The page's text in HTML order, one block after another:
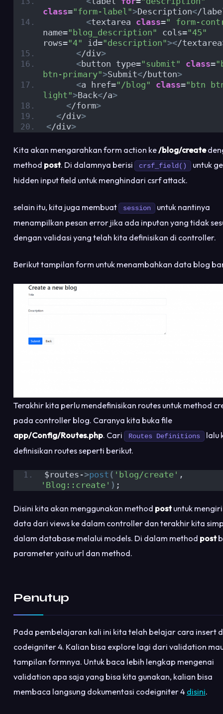
class="form-label">Description</
<textarea class=" form-
name="blog_description" cols="45"
rows="4" id="description"></textarea
</div>
<button type="submit" class=
btn-primary">Submit</button>
<a href="/blog" class="btn
light">Back</a>
</form>
</div>
</div>
Kita akan mengarahkan form action ke/blog/create
method post. Di dalamnya berisi crsf_field()
untuk
hidden input field untuk menghindari csrf attack.
selain itu, kita juga membuat session untuk nantinya
menampilkan pesan error jika ada inputan yang tidak
dengan validasi yang telah kita definisikan di controller.
Berikut tampilan form untuk menambahkan data blog
Terakhir kita perlu mendefinisikan routes untuk method
pada controller blog. Caranya kita buka file
app/Config/Routes.php. Cari Routes Definitions lalu
definisikan routes seperti berikut.
$routes->post ( 'blog/create'
'Blog::create' ) ;
Disini kita akan menggunakan method postuntuk
data dari views ke dalam controller dan terakhir kita
dalam database melalui models. Di dalam method post
parameter yaitu url dan method.
Penutup
Pada pembelajaran kali ini kita telah belajar cara insert
codeigniter 4. Kalian bisa explore lagi dari validation
tampilan formnya. Untuk baca lebih lengkap mengenai
validation apa saja yang bisa kita gunakan, kalian bisa
membaca langsung dokumentasi codeigniter 4 disini.